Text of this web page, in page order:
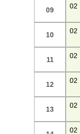
09 02
10 02
11 02
12 02
13 02
02